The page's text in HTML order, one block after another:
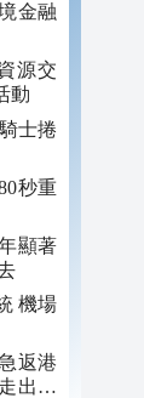
金融
源交
動
士捲
顯著
機場
返港
出低